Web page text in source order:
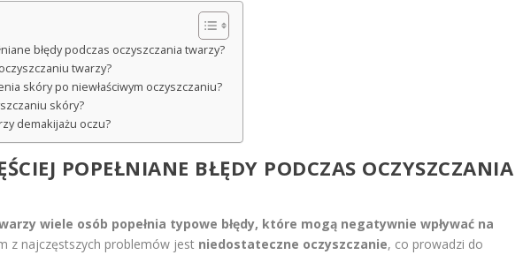
błędy podczas oczyszczania twarzy?
twarzy?
skóry po niewłaściwym oczyszczaniu?
skóry?
demakijażu oczu?
POPEŁNIANE BŁĘDY PODCZAS OCZYSZCZANIA
wiele osób popełnia typowe błędy, które mogą negatywnie wpływać na
z najczęstszych problemów jest niedostateczne oczyszczanie, co prowadzi do